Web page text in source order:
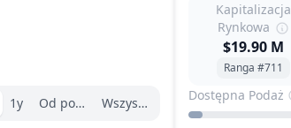
1y Od początku roku
Wszystko
Kapitalizacja
Rynkowa
$19.90 M
Ranga #711
Dostępna Podaż